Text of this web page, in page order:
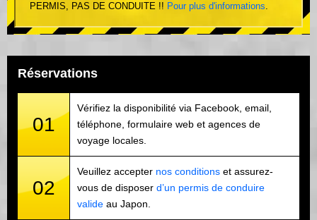
PERMIS, PAS DE CONDUITE !! Pour plus d'informations.
Réservations
01
Vérifiez la disponibilité via Facebook, email,
téléphone, formulaire web et agences de
voyage locales.
02
Veuillez accepter nos conditions et assurez-
vous de disposer d’un permis de conduire
valide au Japon.